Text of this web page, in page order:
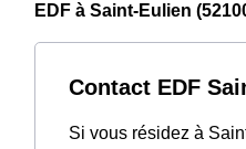
EDF à Saint-Eulien
Contact EDF
Si vous résidez à